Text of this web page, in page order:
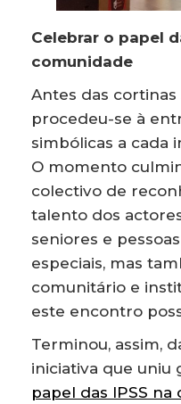
Celebrar o papel
comunidade
Antes das
procedeu-se à
simbólicas a cada
O momento
colectivo de
talento dos
seniores e
especiais, mas
comunitário e
este encontro
Terminou, assim,
iniciativa que uniu
papel das IPSS na